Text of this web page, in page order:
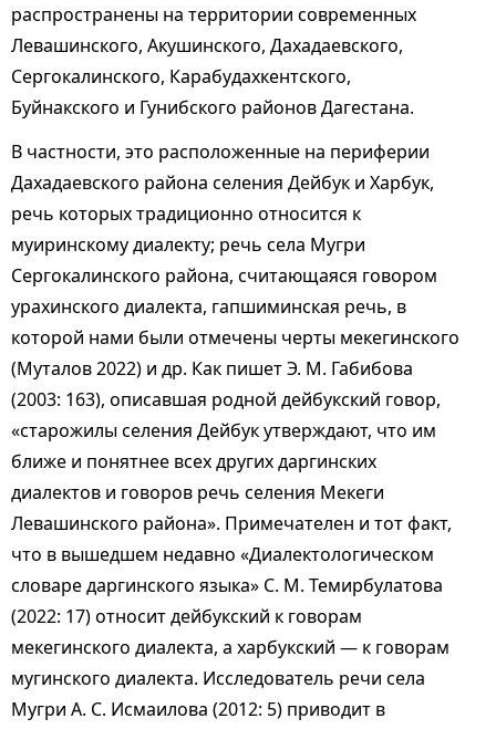
распространены на территории современных
Левашинского, Акушинского, Дахадаевского,
Сергокалинского, Карабудахкентского,
Буйнакского и Гунибского районов Дагестана.
В частности, это расположенные на периферии
Дахадаевского района селения Дейбук и Харбук,
речь которых традиционно относится к
муиринскому диалекту; речь села Мугри
Сергокалинского района, считающаяся говором
урахинского диалекта, гапшиминская речь, в
которой нами были отмечены черты мекегинского
(Муталов 2022) и др. Как пишет Э. М. Габибова
(2003: 163), описавшая родной дейбукский говор,
«старожилы селения Дейбук утверждают, что им
ближе и понятнее всех других даргинских
диалектов и говоров речь селения Мекеги
Левашинского района». Примечателен и тот факт,
что в вышедшем недавно «Диалектологическом
словаре даргинского языка» С. М. Темирбулатова
(2022: 17) относит дейбукский к говорам
мекегинского диалекта, а харбукский — к говорам
мугинского диалекта. Исследователь речи села
Мугри А. С. Исмаилова (2012: 5) приводит в